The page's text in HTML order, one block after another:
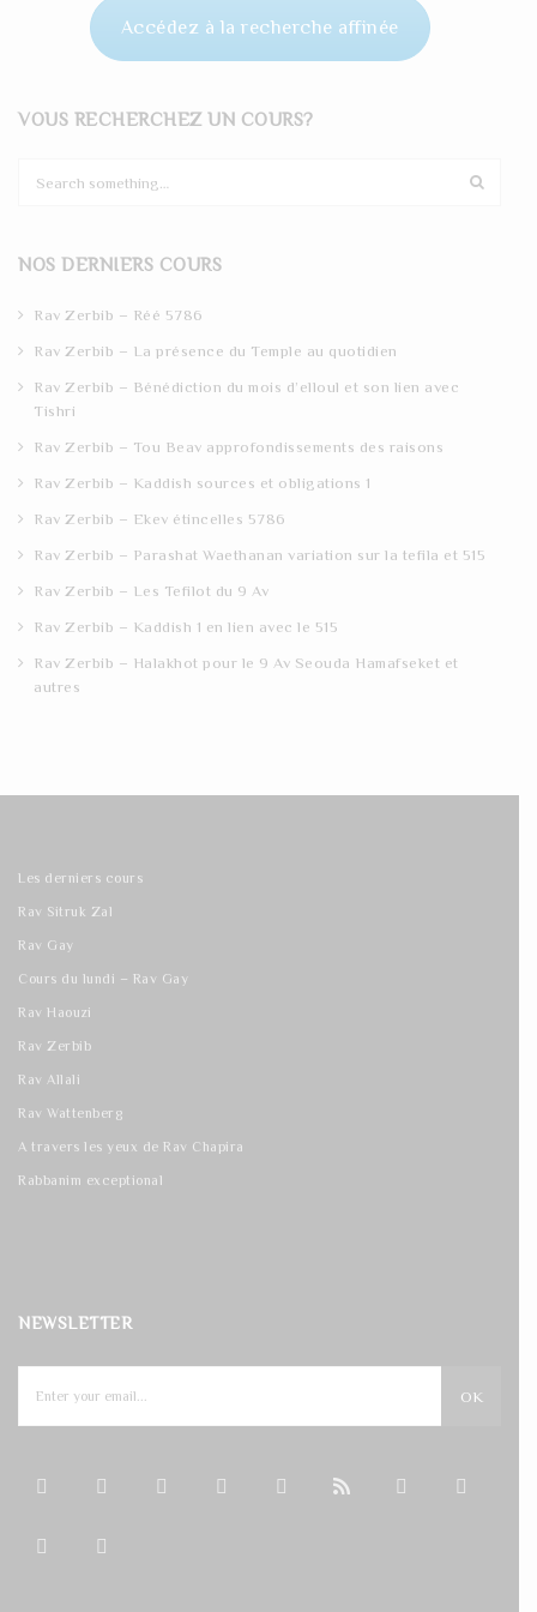
Accédez à la recherche affinée
VOUS RECHERCHEZ UN COURS?
c
NOS DERNIERS COURS
Rav Zerbib – Réé 5786
Rav Zerbib – La présence du Temple au quotidien
Rav Zerbib – Bénédiction du mois d’elloul et son lien avec
Tishri
Rav Zerbib – Tou Beav approfondissements des raisons
Rav Zerbib – Kaddish sources et obligations 1
Rav Zerbib – Ekev étincelles 5786
Rav Zerbib – Parashat Waethanan variation sur la tefila et 515
Rav Zerbib – Les Tefilot du 9 Av
Rav Zerbib – Kaddish 1 en lien avec le 515
Rav Zerbib – Halakhot pour le 9 Av Seouda Hamafseket et
autres
Les derniers cours
Rav Sitruk Zal
Rav Gay
Cours du lundi – Rav Gay
Rav Haouzi
Rav Zerbib
Rav Allali
Rav Wattenberg
A travers les yeux de Rav Chapira
Rabbanim exceptional
NEWSLETTER
OK